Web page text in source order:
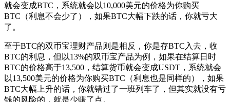
就会变成BTC，系统就会以10,000美元的价格为你购买
BTC（利息不会少了），如果BTC大幅下跌的话，你就亏大
了。
至于BTC的双币宝理财产品则是相反，你是存BTC入去，收
BTC的利息，但以13%的双币宝产品为例，如果在结算日时
BTC的价格高于13,500，结算货币就会变成USDT，系统就会
以13,500美元的价格为你购买BTC（利息也是同样的），如果
BTC大幅上升的话，你就错过了一班列车了，但其实就没有亏
钱的风险的，就是少赚了点。